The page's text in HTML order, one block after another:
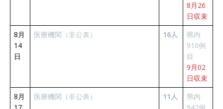
8月26
日収束
8月
14
日
医療機関（非公表） 16人
県内
910例
目
9月02
日収束
8月
医療機関（非公表） 11人
県内